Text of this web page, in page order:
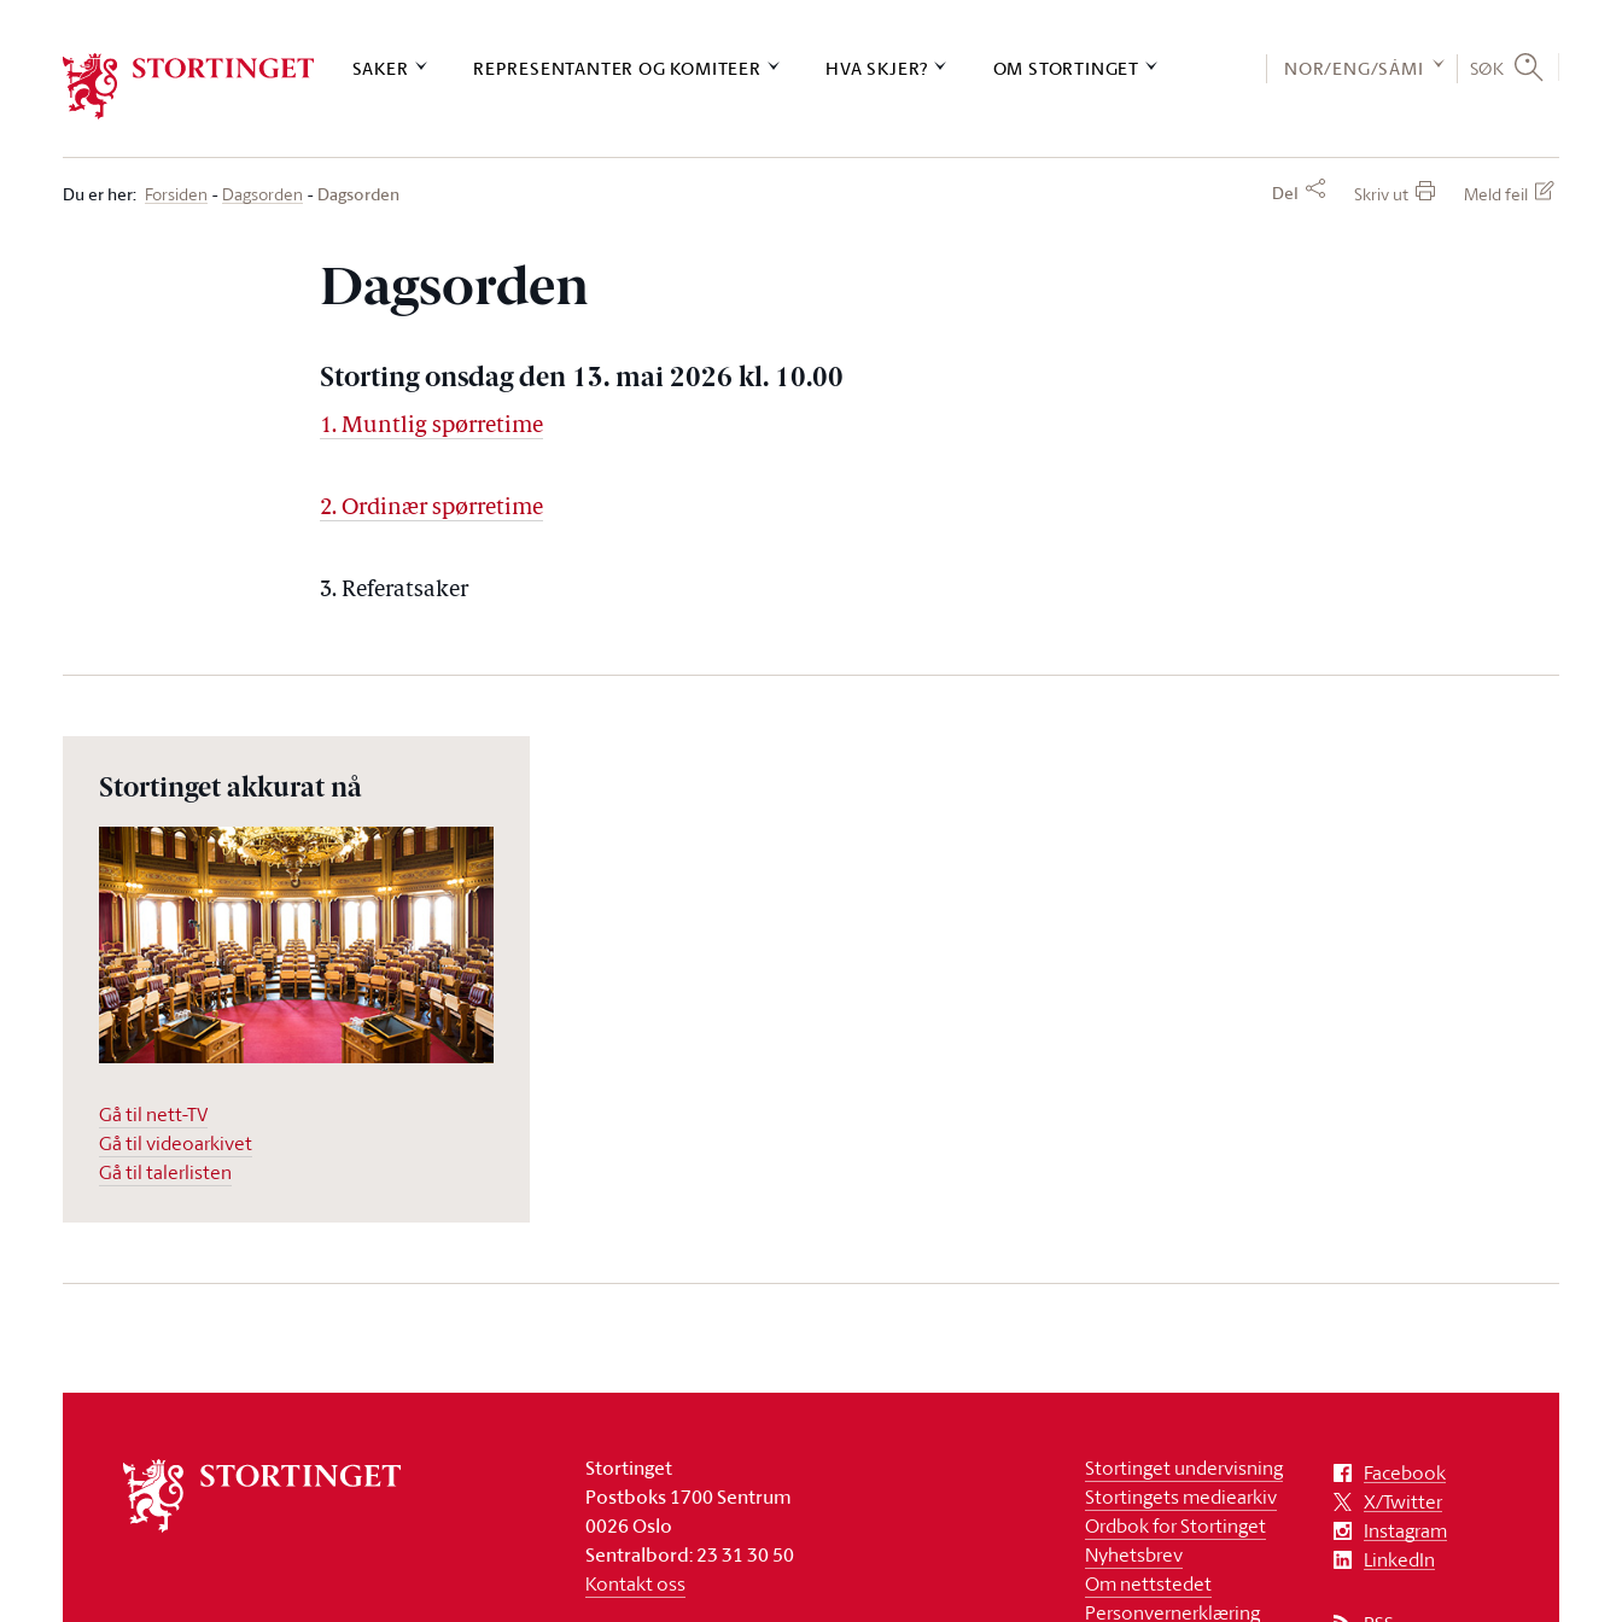
SAKER REPRESENTANTER OG KOMITEER HVA SKJER? OM STORTINGET NOR/ENG/SÁMI SØK
Du er her: Forsiden Dagsorden Dagsorden Del Skriv ut Meld feil
Dagsorden
Storting onsdag den 13. mai 2026 kl. 10.00
1. Muntlig spørretime
2. Ordinær spørretime
3. Referatsaker
Stortinget akkurat nå
Gå til nett-TV
Gå til videoarkivet
Gå til talerlisten
stortinget
Stortinget
Postboks 1700 Sentrum
0026 Oslo
Sentralbord: 23 31 30 50
Kontakt oss
Stortinget undervisning
Stortingets mediearkiv
Ordbok for Stortinget
Nyhetsbrev
Om nettstedet
Personvernerklæring
Facebook
X/Twitter
Instagram
LinkedIn